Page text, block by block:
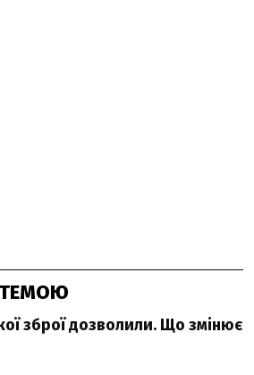
ТЕМОЮ
зброї дозволили. Що змінює